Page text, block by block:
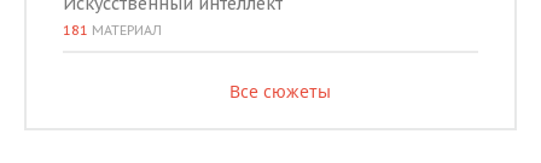
181 МАТЕРИАЛ
Все сюжеты